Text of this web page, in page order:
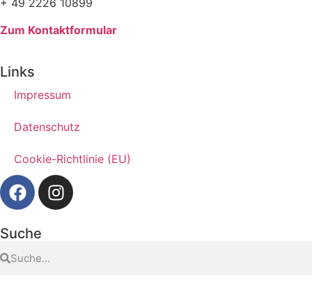
+ 49 2226 10899
Zum Kontaktformular
Links
Impressum
Datenschutz
Cookie-Richtlinie (EU)
Suche